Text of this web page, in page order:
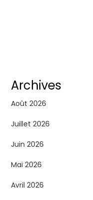
Archives
Août 2026
Juillet 2026
Juin 2026
Mai 2026
Avril 2026